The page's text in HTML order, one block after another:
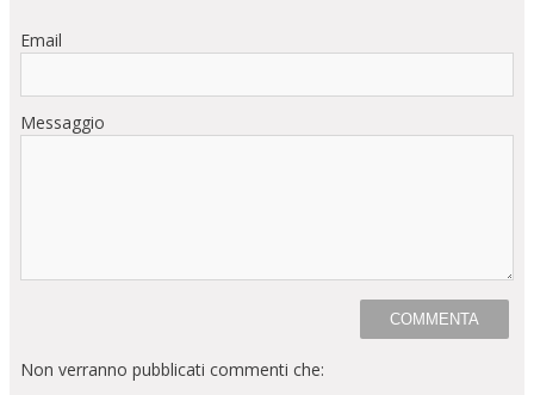
Email
Messaggio
Non verranno pubblicati commenti che: